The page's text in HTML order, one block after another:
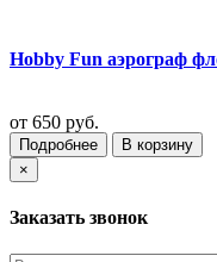
Hobby Fun аэрограф
от 650 руб.
Подробнее
В корзину
×
Заказать звонок